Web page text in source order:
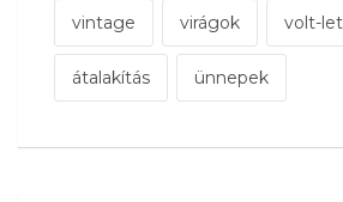
vintage virágok volt-
átalakítás ünnepek